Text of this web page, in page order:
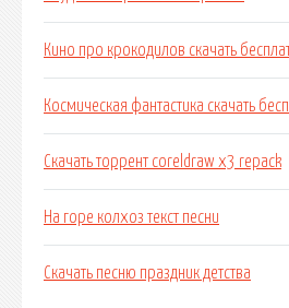
Кино про крокодилов скачать
Космическая фантастика скачать
Скачать торрент coreldraw x3 repack
На горе колхоз текст песни
Скачать песню праздник детства